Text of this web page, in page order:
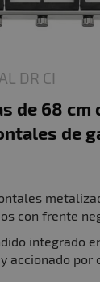
DR CI
de 68 cm
de
con frente
integrado
accionado por